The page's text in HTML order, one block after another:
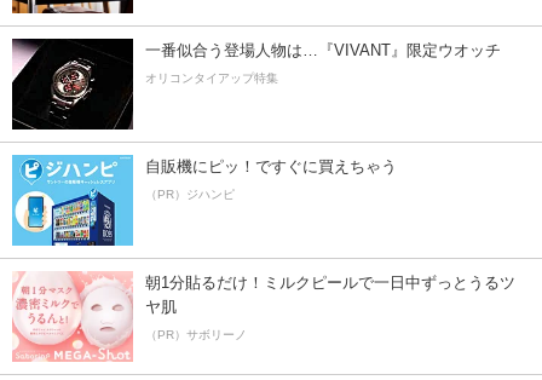
一番似合う登場人物は…『VIVANT』限定ウオッチ
オリコンタイアップ特集
自販機にピッ！ですぐに買えちゃう
（PR）ジハンピ
朝1分貼るだけ！ミルクピールで一日中ずっとうるツ
ヤ肌
（PR）サボリーノ